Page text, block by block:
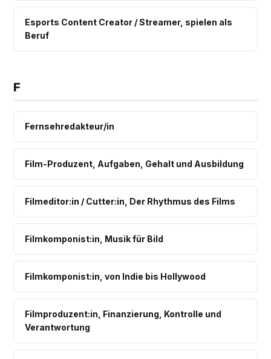
Esports Content Creator / Streamer, spielen als
Beruf
F
Fernsehredakteur/in
Film-Produzent, Aufgaben, Gehalt und Ausbildung
Filmeditor:in / Cutter:in, Der Rhythmus des Films
Filmkomponist:in, Musik für Bild
Filmkomponist:in, von Indie bis Hollywood
Filmproduzent:in, Finanzierung, Kontrolle und
Verantwortung